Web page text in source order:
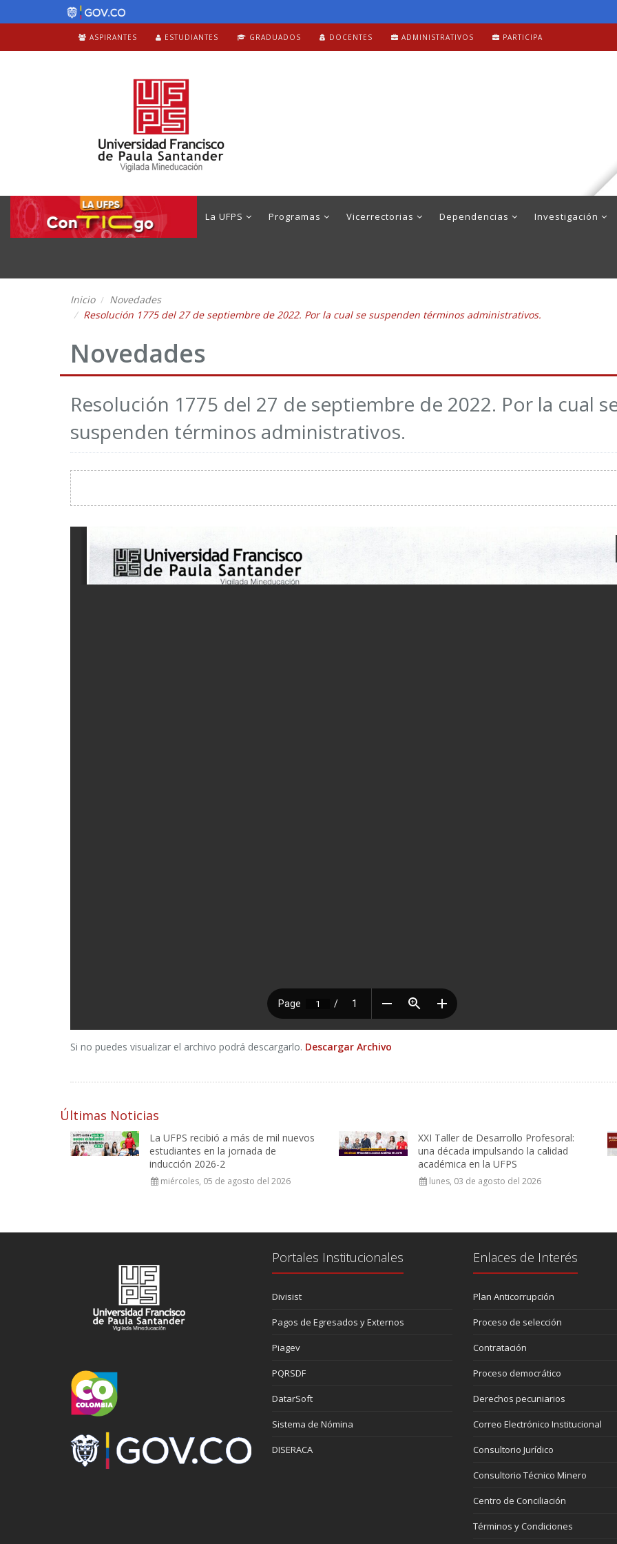
ASPIRANTES ESTUDIANTES GRADUADOS DOCENTES ADMINISTRATIVOS PARTICIPA
La UFPS Programas Vicerrectorias Dependencias Investigación
Inicio
Novedades
Resolución 1775 del 27 de septiembre de 2022. Por la cual se suspenden términos administrativos.
Novedades
Resolución 1775 del 27 de septiembre de 2022. Por la cual
suspenden términos administrativos.
Si no puedes visualizar el archivo podrá descargarlo. Descargar Archivo
Últimas Noticias
La UFPS recibió a más de mil nuevos
estudiantes en la jornada de
inducción 2026-2
miércoles, 05 de agosto del 2026
XXI Taller de Desarrollo Profesoral:
una década impulsando la calidad
académica en la UFPS
lunes, 03 de agosto del 2026
Portales Institucionales
Divisist
Pagos de Egresados y Externos
Piagev
PQRSDF
DatarSoft
Sistema de Nómina
DISERACA
Enlaces de Interés
Plan Anticorrupción
Proceso de selección
Contratación
Proceso democrático
Derechos pecuniarios
Correo Electrónico Institucional
Consultorio Jurídico
Consultorio Técnico Minero
Centro de Conciliación
Términos y Condiciones